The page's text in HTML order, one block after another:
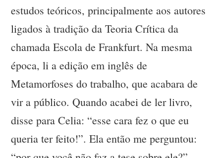
estudos teóricos, principalmente aos autores
ligados à tradição da Teoria Crítica da
chamada Escola de Frankfurt. Na mesma
época, li a edição em inglês de
Metamorfoses do trabalho, que acabara de
vir a público. Quando acabei de ler livro,
disse para Celia: “esse cara fez o que eu
queria ter feito!”. Ela então me perguntou: